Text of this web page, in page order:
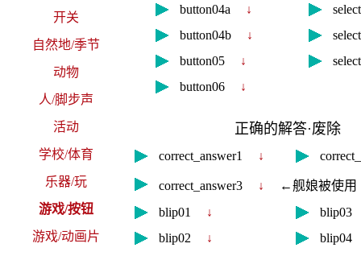
开关
自然地/季节
动物
人/脚步声
活动
学校/体育
乐器/玩
游戏/按钮
游戏/动画片
button04a
↓
button04b
↓
button05
↓
button06
↓
正确的解答·废除
correct_answer1 ↓
correct_answer3 ↓
←舰娘被使用
blip01
↓
blip02
↓